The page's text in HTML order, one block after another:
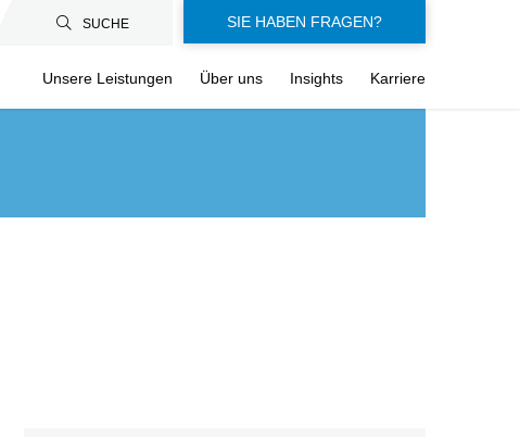
SUCHE SIE HABEN FRAGEN?
Unsere Leistungen Über uns Insights Karriere